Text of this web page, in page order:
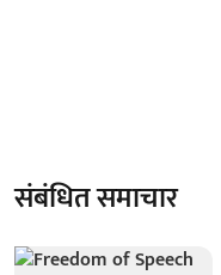
संबंधित समाचार